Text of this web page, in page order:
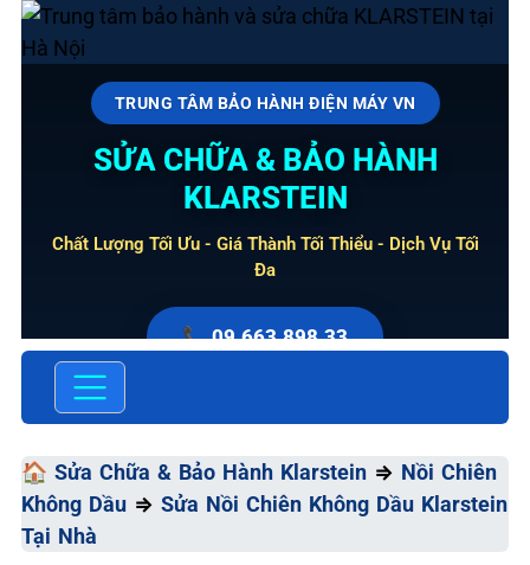
TRUNG TÂM BẢO HÀNH ĐIỆN MÁY VN
SỬA CHỮA & BẢO HÀNH
KLARSTEIN
Chất Lượng Tối Ưu - Giá Thành Tối Thiểu - Dịch Vụ Tối
Đa
📞 09.663.898.33
🏠 Sửa Chữa & Bảo Hành Klarstein ⇒ Nồi Chiên
Không Dầu ⇒ Sửa Nồi Chiên Không Dầu Klarstein
Tại Nhà